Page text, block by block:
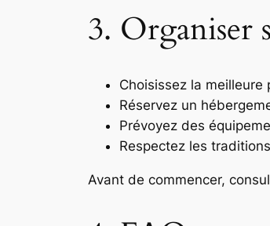
3. Organiser
Choisissez la meilleure
Réservez un
Prévoyez des
Respectez les
Avant de commencer,